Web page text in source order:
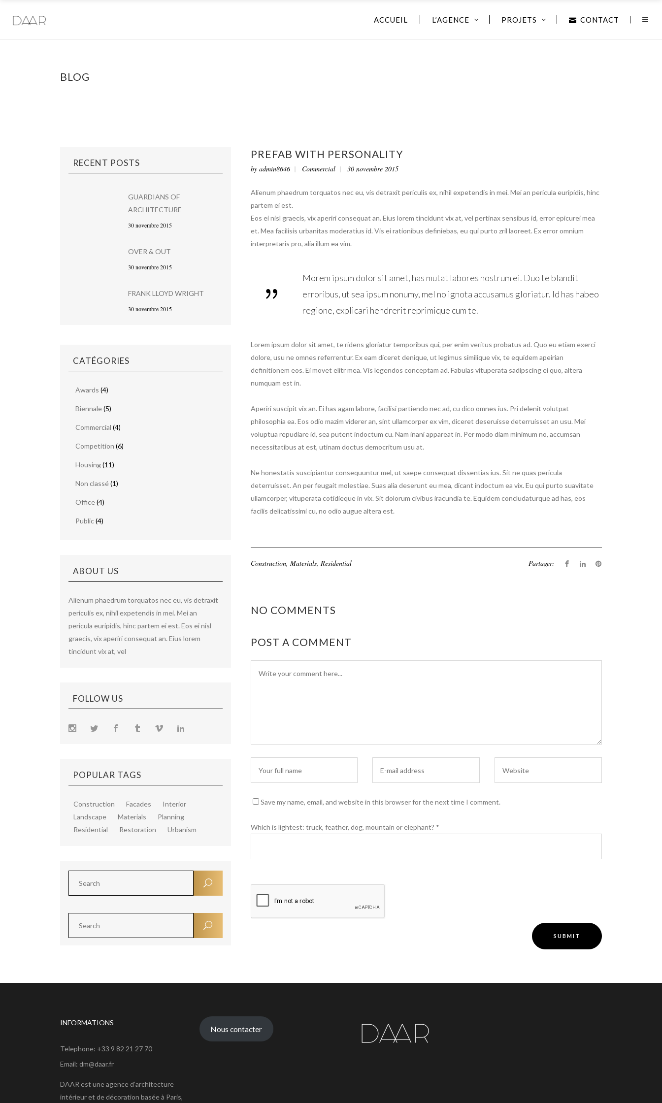
ACCUEIL L’AGENCE PROJETS CONTACT
BLOG
RECENT POSTS
GUARDIANS OF
ARCHITECTURE
30 novembre 2015
OVER & OUT
30 novembre 2015
FRANK LLOYD WRIGHT
30 novembre 2015
CATÉGORIES
Awards (4)
Biennale(5)
Commercial (4)
Competition (6)
Housing(11)
Non classé(1)
Office(4)
Public(4)
ABOUT US
Alienum phaedrum torquatos nec eu, vis detraxit
periculis ex, nihil expetendis in mei. Mei an
pericula euripidis, hinc partem ei est. Eos ei nisl
graecis, vix aperiri consequat an. Eius lorem
tincidunt vix at, vel
FOLLOW US
POPULAR TAGS
Construction Facades
Interior
Landscape
Materials
Planning
Residential
Restoration Urbanism
PREFAB WITH PERSONALITY
by admin8646 Commercial 30 novembre 2015
Alienum phaedrum torquatos nec eu, vis detraxit periculis ex, nihil expetendis in mei. Mei an pericula euripidis, hinc
partem ei est.
Eos ei nisl graecis, vix aperiri consequat an. Eius lorem tincidunt vix at, vel pertinax sensibus id, error epicurei mea
et. Mea facilisis urbanitas moderatius id. Vis ei rationibus definiebas, eu qui purto zril laoreet. Ex error omnium
interpretaris pro, alia illum ea vim.
Morem ipsum dolor sit amet, has mutat labores nostrum ei. Duo te blandit
erroribus, ut sea ipsum nonumy, mel no ignota accusamus gloriatur. Id has habeo
regione, explicari hendrerit reprimique cum te.
Lorem ipsum dolor sit amet, te ridens gloriatur temporibus qui, per enim veritus probatus ad. Quo eu etiam exerci
dolore, usu ne omnes referrentur. Ex eam diceret denique, ut legimus similique vix, te equidem apeirian
definitionem eos. Ei movet elitr mea. Vis legendos conceptam ad. Fabulas vituperata sadipscing ei quo, altera
numquam est in.
Aperiri suscipit vix an. Ei has agam labore, facilisi partiendo nec ad, cu dico omnes ius. Pri delenit volutpat
philosophia ea. Eos odio mazim viderer an, sint ullamcorper ex vim, diceret deseruisse deterruisset an usu. Mei
voluptua repudiare id, sea putent indoctum cu. Nam inani appareat in. Per modo diam minimum no, accumsan
necessitatibus at est, utinam doctus democritum usu at.
Ne honestatis suscipiantur consequuntur mel, ut saepe consequat dissentias ius. Sit ne quas pericula
deterruisset. An per feugait molestiae. Suas alia deserunt eu mea, dicant indoctum ea vix. Eu qui purto suavitate
ullamcorper, vituperata cotidieque in vix. Sit dolorum civibus iracundia te. Equidem concludaturque ad has, eos
facilis delicatissimi cu, no odio augue altera est.
Construction, Materials, Residential Partager:
NO COMMENTS
POST A COMMENT
Save my name, email, and website in this browser for the next time I comment.
Which is lightest: truck, feather, dog, mountain or elephant? *
INFORMATIONS
Telephone: +33 9 82 21 27 70
Email: dm@daar.fr
DAAR est une agence d’architecture
intérieur et de décoration basée à Paris,
Nous contacter